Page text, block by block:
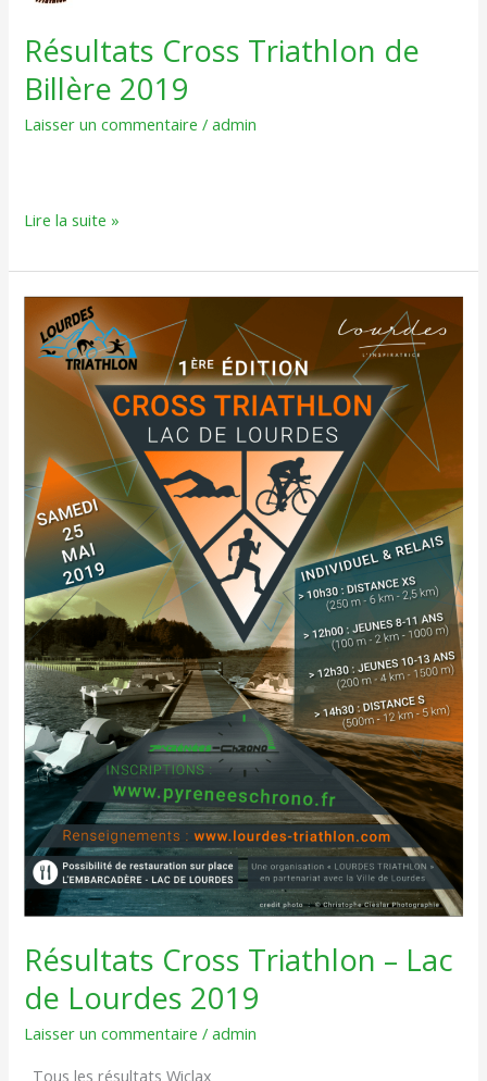
Résultats Cross Triathlon de
Billère 2019
Laisser un commentaire /admin
Lire la suite »
Résultats Cross Triathlon – Lac
de Lourdes 2019
Laisser un commentaire /admin
Tous les résultats Wiclax
Résultats
Cross
Triathlon
de
Lourdes
2019